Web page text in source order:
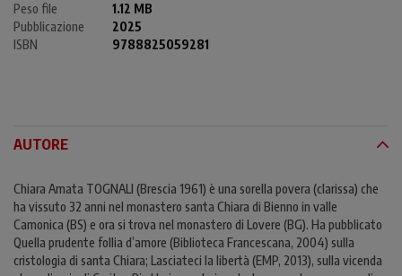
Peso file
1.12 MB
Pubblicazione
2025
ISBN
9788825059281
AUTORE
Chiara Amata TOGNALI (Brescia 1961) è una sorella povera (clarissa) che
ha vissuto 32 anni nel monastero santa Chiara di Bienno in valle
Camonica (BS) e ora si trova nel monastero di Lovere (BG). Ha pubblicato
Quella prudente follia d’amore (Biblioteca Francescana, 2004) sulla
cristologia di santa Chiara; Lasciateci la libertà (EMP, 2013), sulla vicenda